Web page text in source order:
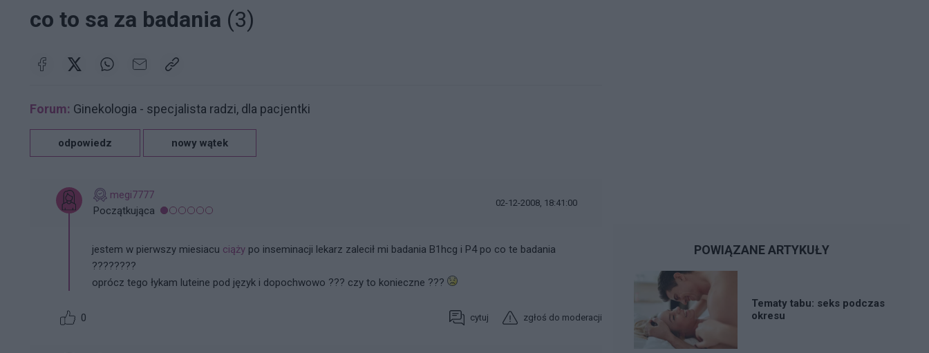
co to sa za badania (3)
Forum: Ginekologia - specjalista radzi, dla pacjentki
odpowiedz nowy wątek
megi7777
Początkująca
02-12-2008, 18:41:00
jestem w pierwszy miesiacu ciąży po inseminacji lekarz zalecił mi badania B1hcg i P4 po co te badania
????????
oprócz tego łykam luteine pod język i dopochwowo ??? czy to konieczne ???
0 cytuj zgłoś do moderacji
POWIĄZANE ARTYKUŁY
Tematy tabu: seks podczas
okresu